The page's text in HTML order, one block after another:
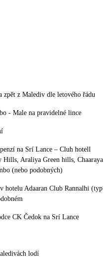
zpět z Malediv dle letového řádu
- Male na pravidelné lince
na Srí Lance – Cluh hotell
Araliya Green hills, Chaaraya
(nebo podobných)
hotelu Adaaran Club Rannalhi (typ
CK Čedok na Srí Lance
lodí